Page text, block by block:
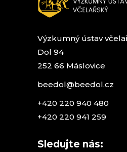
Výzkumný ústav
Dol 94
252 66 Máslovice
beedol@beedol.cz
+420 220 940 480
+420 220 941 259
Sledujte nás: